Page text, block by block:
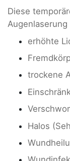
Diese
erhöhte
trockene
Halos